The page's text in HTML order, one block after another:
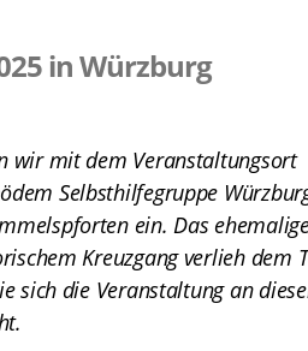
in Würzburg
wir mit dem Veranstaltungsort
Selbsthilfegruppe
ein. Das
Kreuzgang verlieh dem
sich die Veranstaltung an